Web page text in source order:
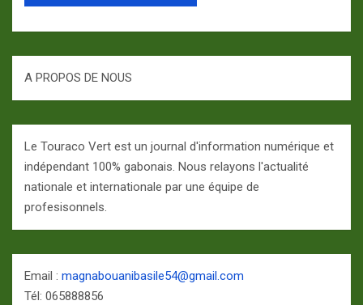
A PROPOS DE NOUS
Le Touraco Vert est un journal d'information numérique et
indépendant 100% gabonais. Nous relayons l'actualité
nationale et internationale par une équipe de
profesisonnels.
Email : magnabouanibasile54@gmail.com
Tél: 065888856